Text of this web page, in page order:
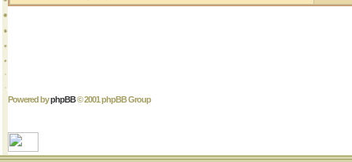
Powered byphpBB© 2001 phpBB Group